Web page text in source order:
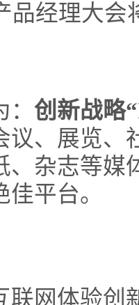
品经理大
： 创新战略
议、展览、
、杂志等媒
平台。
联网体验创